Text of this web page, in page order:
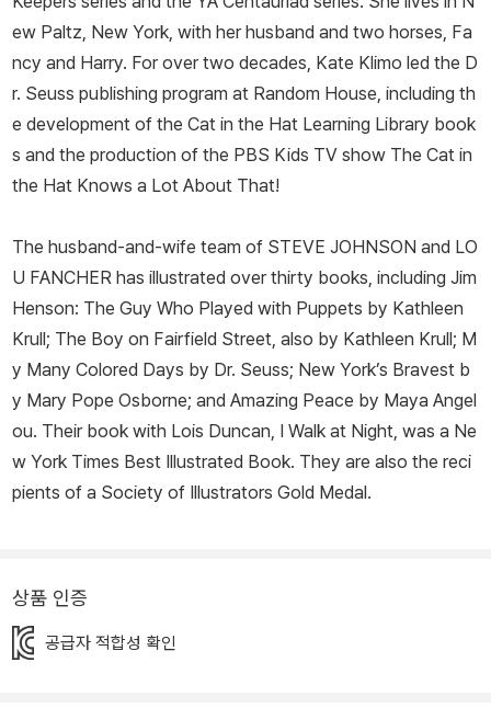
ew Paltz, New York, with her husband and two horses, Fa
ncy and Harry. For over two decades, Kate Klimo led the D
r. Seuss publishing program at Random House, including th
e development of the Cat in the Hat Learning Library book
s and the production of the PBS Kids TV show The Cat in
the Hat Knows a Lot About That!
The husband-and-wife team of STEVE JOHNSON and LO
U FANCHER has illustrated over thirty books, including Jim
Henson: The Guy Who Played with Puppets by Kathleen
Krull; The Boy on Fairfield Street, also by Kathleen Krull; M
y Many Colored Days by Dr. Seuss; New York’s Bravest b
y Mary Pope Osborne; and Amazing Peace by Maya Angel
ou. Their book with Lois Duncan, I Walk at Night, was a Ne
w York Times Best Illustrated Book. They are also the reci
pients of a Society of Illustrators Gold Medal.
상품 인증
공급자 적합성 확인